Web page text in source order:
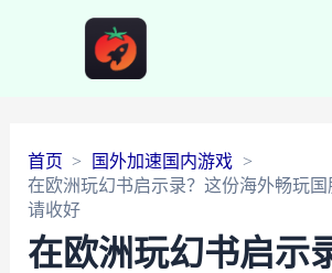
首页
国外加速国内游戏
在欧洲玩幻书启示录？这份海外畅玩
请收好
在欧洲玩幻书启示